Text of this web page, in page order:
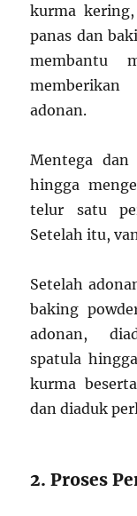
kurma
panas dan
membantu
memberikan
adonan.
Mentega
hingga
telur satu
Setelah itu,
Setelah
baking
adonan,
spatula
kurma
dan diaduk
2. Proses